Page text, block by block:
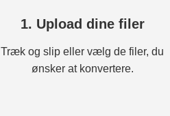
1. Upload dine filer
Træk og slip eller vælg de filer, du
ønsker at konvertere.